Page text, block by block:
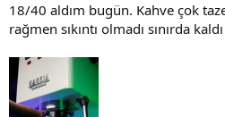
18/40 aldım bugün. Kahve çok
rağmen sıkıntı olmadı sınırda